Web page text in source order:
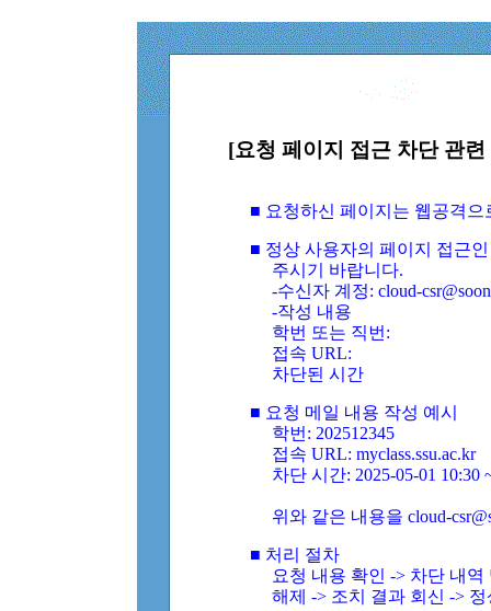
[요청 페이지 접근 차단 관
■ 요청하신 페이지는 웹공격
■ 정상 사용자의 페이지 접근
주시기 바랍니다.
-수신자 계정: cloud-
-작성 내용
학번 또는 직번:
접속 URL:
차단된 시간
■ 요청 메일 내용 작성 예시
학번: 202512345
접속 URL: myclass.ssu.ac.kr
차단 시간: 2025-05-01 10:30
위와 같은 내용을 cloud-
■ 처리 절차
요청 내용 확인 -> 차단 내
해제 -> 조치 결과 회신 ->